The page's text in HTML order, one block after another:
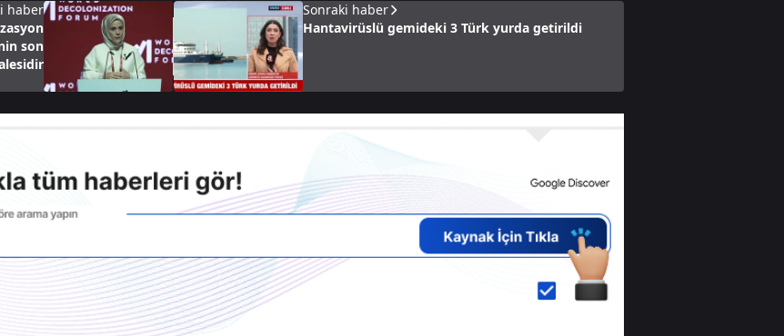
geçirildi
haber
son
Sonraki haber
Hantavirüslü gemideki 3 Türk yurda getirildi